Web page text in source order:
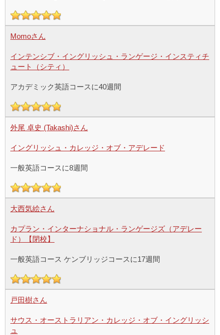
Momoさん
インテンシブ・イングリッシュ・ランゲージ・インスティチ
ュート（シティ）
アカデミック英語コースに40週間
外尾 卓史 (Takashi)さん
イングリッシュ・カレッジ・オブ・アデレード
一般英語コースに8週間
大西気絵さん
カプラン・インターナショナル・ランゲージズ（アデレー
ド）【閉校】
一般英語コース ケンブリッジコースに17週間
戸田樹さん
サウス・オーストラリアン・カレッジ・オブ・イングリッシ
ュ